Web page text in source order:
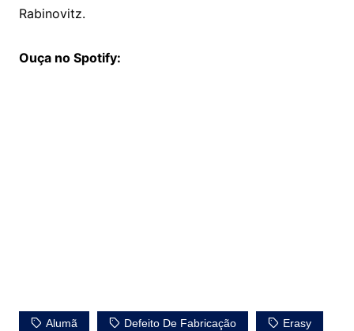
Rabinovitz.
Ouça no Spotify:
Alumã Defeito De Fabricação Erasy